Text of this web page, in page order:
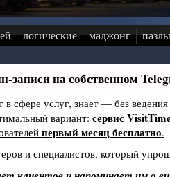
логические маджонг пазлы
записи на собственном
в сфере услуг, знает — без
вариант: сервис
первый месяц бесплатно.
и специалистов, который